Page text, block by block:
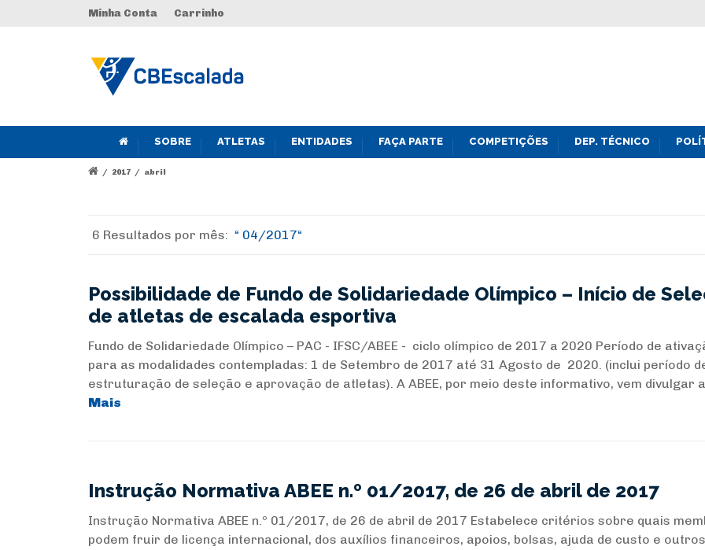
Minha Conta Carrinho
SOBRE ATLETAS ENTIDADES FAÇA PARTE COMPETIÇÕES DEP. TÉCNICO
/ 2017 / abril
6 Resultados por mês: 04/2017
Possibilidade de Fundo de Solidariedade Olímpico – Início de
de atletas de escalada esportiva
Fundo de Solidariedade Olímpico – PAC - IFSC/ABEE - ciclo olímpico de 2017 a 2020 Período de
para as modalidades contempladas: 1 de Setembro de 2017 até 31 Agosto de 2020. (inclui período
estruturação de seleção e aprovação de atletas). A ABEE, por meio deste informativo, vem divulgar a
Mais
Instrução Normativa ABEE n.º 01/2017, de 26 de abril de 2017
Instrução Normativa ABEE n.º 01/2017, de 26 de abril de 2017 Estabelece critérios sobre quais
podem fruir de licença internacional, dos auxílios financeiros, apoios, bolsas, ajuda de custo e outros